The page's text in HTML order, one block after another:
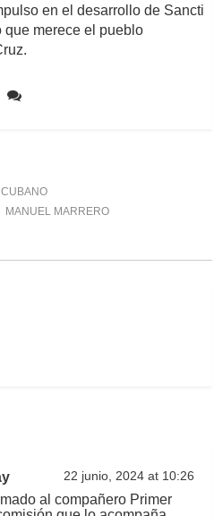
en el desarrollo de Sancti
que merece el pueblo
MANUEL MARRERO
22 junio, 2024 at 10:26
al compañero Primer